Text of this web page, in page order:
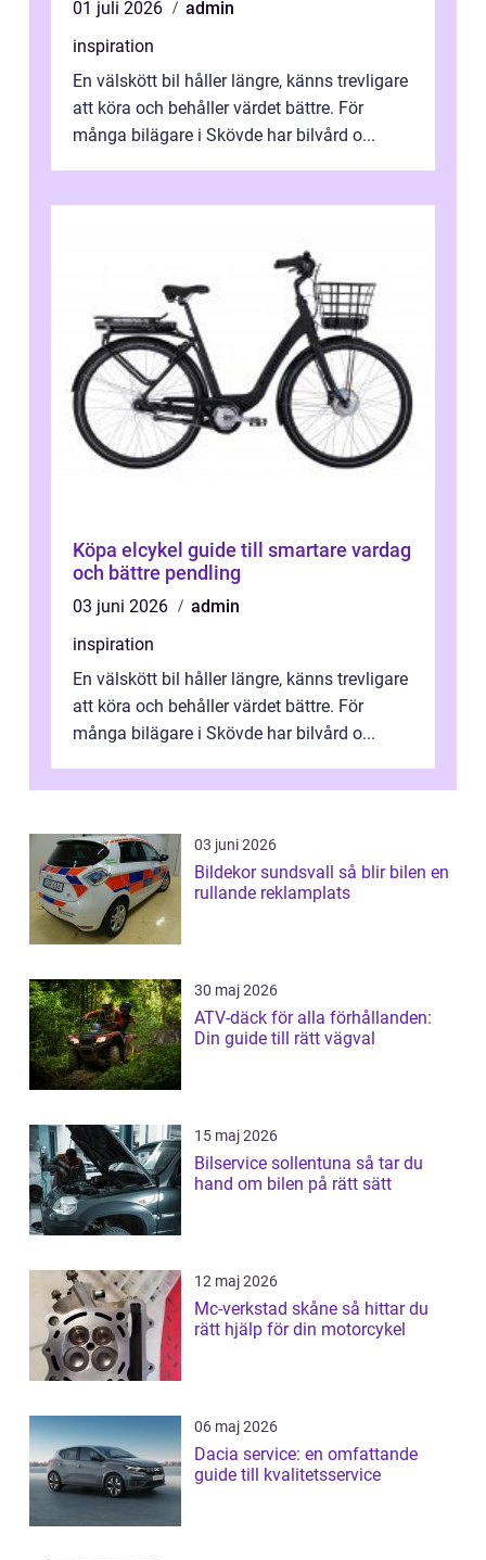
01 juli 2026
admin
inspiration
En välskött bil håller längre, känns trevligare
att köra och behåller värdet bättre. För
många bilägare i Skövde har bilvård o...
Köpa elcykel guide till smartare vardag
och bättre pendling
03 juni 2026
admin
inspiration
En välskött bil håller längre, känns trevligare
att köra och behåller värdet bättre. För
många bilägare i Skövde har bilvård o...
03 juni 2026
Bildekor sundsvall så blir bilen en
rullande reklamplats
30 maj 2026
ATV-däck för alla förhållanden:
Din guide till rätt vägval
15 maj 2026
Bilservice sollentuna så tar du
hand om bilen på rätt sätt
12 maj 2026
Mc-verkstad skåne så hittar du
rätt hjälp för din motorcykel
06 maj 2026
Dacia service: en omfattande
guide till kvalitetsservice